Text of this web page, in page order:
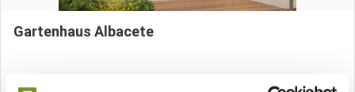
Gartenhaus Albacete